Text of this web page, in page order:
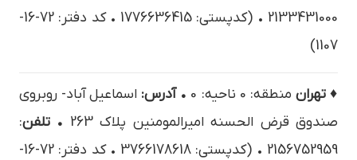
2133431000 • (کدپستی: 1776636415 • کد دفتر: 72-16-
1107)
♦ تهران منطقه: 0 ناحیه: 0 • آدرس: اسماعيل آباد- روبروي
صندوق قرض الحسنه اميرالمومنين پلاک 263
• تلفن:
2156752959 • (کدپستی: 3766178618 • کد دفتر: 72-16-